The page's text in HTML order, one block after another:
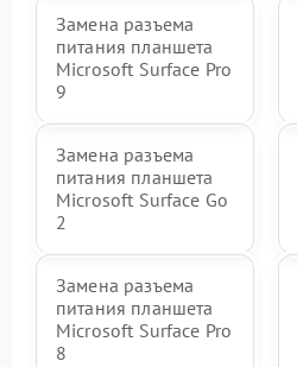
Замена разъема
питания планшета
Microsoft Surface Pro
9
Замена разъема
питания планшета
Microsoft Surface Go
2
Замена разъема
питания планшета
Microsoft Surface Pro
8